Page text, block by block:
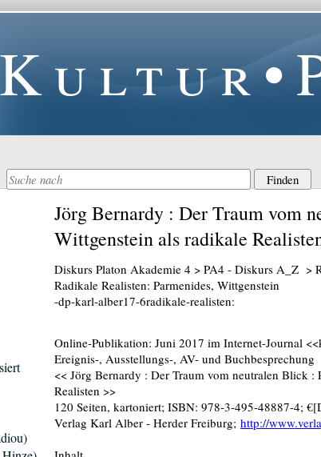
Jörg Bernardy : Der Traum vom
Wittgenstein als radikale
Diskurs Platon Akademie 4 > PA4 - Diskurs A_Z >
Radikale Realisten: Parmenides, Wittgenstein
-dp-karl-alber17-6radikale-realisten:
Online-Publikation: Juni 2017 im Internet-Journal
Ereignis-, Ausstellungs-, AV- und Buchbesprechung
<< Jörg Bernardy : Der Traum vom neutralen Blick :
Realisten >>
120 Seiten, kartoniert; ISBN: 978-3-495-48887-4;
Verlag Karl Alber - Herder Freiburg; http://